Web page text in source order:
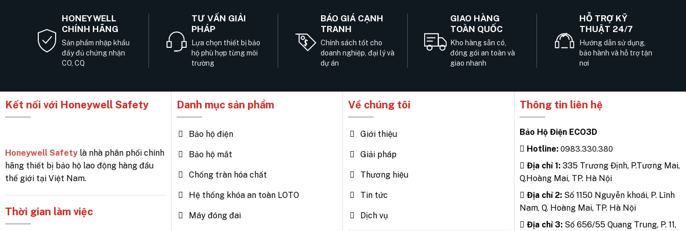
HONEYWELL
CHÍNH HÃNG
Sản phẩm nhập khẩu
đầy đủ chứng nhận
CO, CQ
TƯ VẤN GIẢI
PHÁP
Lựa chọn thiết bị bảo
hộ phù hợp từng môi
trường
BÁO GIÁ CẠNH
TRANH
Chính sách tốt cho
doanh nghiệp, đại lý và
dự án
GIAO HÀNG
TOÀN QUỐC
Kho hàng sẵn có,
đóng gói an toàn và
giao nhanh
HỖ TRỢ KỸ
THUẬT 24/7
Hướng dẫn sử dụng,
bảo hành và hỗ trợ tận
nơi
Kết nối với Honeywell Safety
Honeywell Safety là nhà phân phối chính
hãng thiết bị bảo hộ lao động hàng đầu
thế giới tại Việt Nam.
Thời gian làm việc
Danh mục sản phẩm
Bảo hộ điện
Bảo hộ mắt
Chống tràn hóa chất
Hệ thống khóa an toàn LOTO
Máy đóng đai
Về chúng tôi
Giới thiệu
Giải pháp
Thương hiệu
Tin tức
Dịch vụ
Thông tin liên hệ
Bảo Hộ Điện ECO3D
Hotline: 0983.330.380
Địa chỉ 1: 335 Trương Định, P.Tương Mai,
Q.Hoàng Mai, TP. Hà Nội
Địa chỉ 2: Số 1150 Nguyễn khoái, P. Lĩnh
Nam, Q. Hoàng Mai, TP. Hà Nội
Địa chỉ 3: Số 656/55 Quang Trung, P. 11,